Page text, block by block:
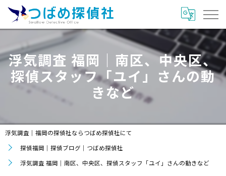
浮気調査 福岡｜南区、中央区、
探偵スタッフ「ユイ」さんの動
きなど
浮気調査｜福岡の探偵社ならつばめ探偵社にて
探偵福岡｜探偵ブログ｜つばめ探偵社
浮気調査 福岡｜南区、中央区、探偵スタッフ「ユイ」さんの動きなど